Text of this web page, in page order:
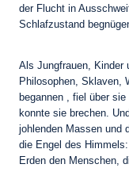
der Flucht in
Schlafzustand
Als Jungfrauen, Kinder
Philosophen, Sklaven,
begannen , fiel über
konnte sie brechen.
johlenden Massen und
die Engel des
Erden den Menschen,